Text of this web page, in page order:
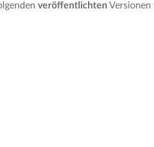
veröffentlichten Versionen